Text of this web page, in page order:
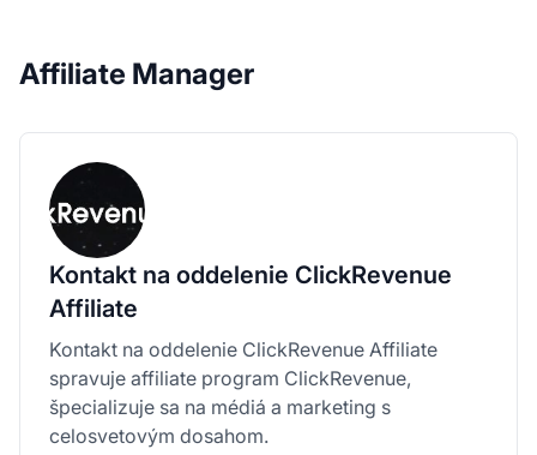
Affiliate Manager
Kontakt na oddelenie ClickRevenue
Affiliate
Kontakt na oddelenie ClickRevenue Affiliate
spravuje affiliate program ClickRevenue,
špecializuje sa na médiá a marketing s
celosvetovým dosahom.